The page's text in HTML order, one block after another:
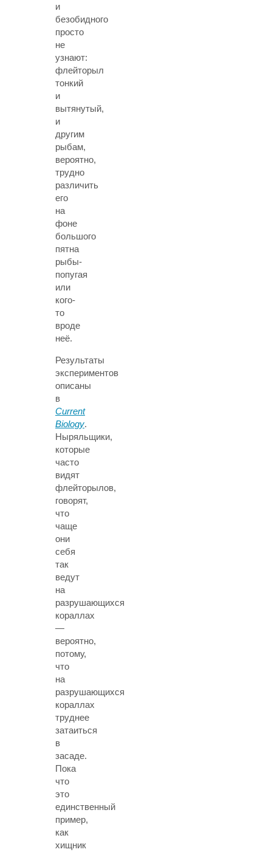
и
безобидного
просто
не
узнают:
флейторыл
тонкий
и
вытянутый,
и
другим
рыбам,
вероятно,
трудно
различить
его
на
фоне
большого
пятна
рыбы-
попугая
или
кого-
то
вроде
неё.
Результаты
экспериментов
описаны
в
Current
Biology.
Ныряльщики,
которые
часто
видят
флейторылов,
говорят,
что
чаще
они
себя
так
ведут
на
разрушающихся
кораллах
—
вероятно,
потому,
что
на
разрушающихся
кораллах
труднее
затаиться
в
засаде.
Пока
что
это
единственный
пример,
как
хищник